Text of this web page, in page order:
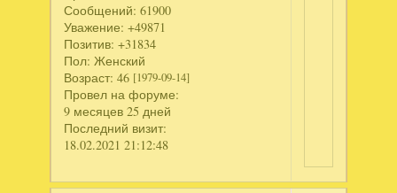
Сообщений: 61900
Уважение: +49871
Позитив: +31834
Пол: Женский
Возраст: 46 [1979-09-14]
Провел на форуме:
9 месяцев 25 дней
Последний визит:
18.02.2021 21:12:48